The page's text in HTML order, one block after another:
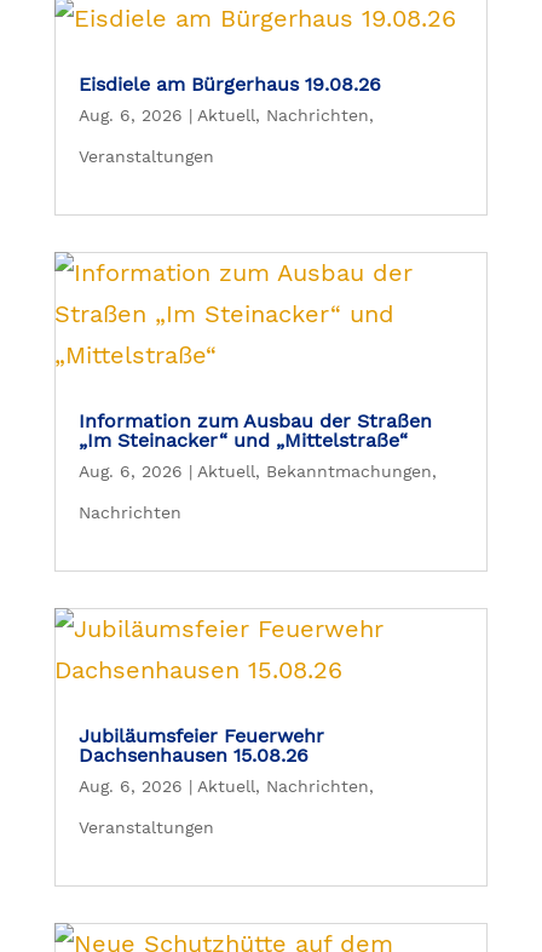
Eisdiele am Bürgerhaus 19.08.26
Aug. 6, 2026 | Aktuell, Nachrichten,
Veranstaltungen
Information zum Ausbau der Straßen
„Im Steinacker“ und „Mittelstraße“
Aug. 6, 2026 | Aktuell, Bekanntmachungen,
Nachrichten
Jubiläumsfeier Feuerwehr
Dachsenhausen 15.08.26
Aug. 6, 2026 | Aktuell, Nachrichten,
Veranstaltungen